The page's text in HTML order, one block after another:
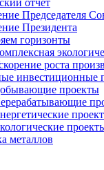
отчет
Председателя
Президента
горизонты
роста
инвестиционные
проекты
металлов